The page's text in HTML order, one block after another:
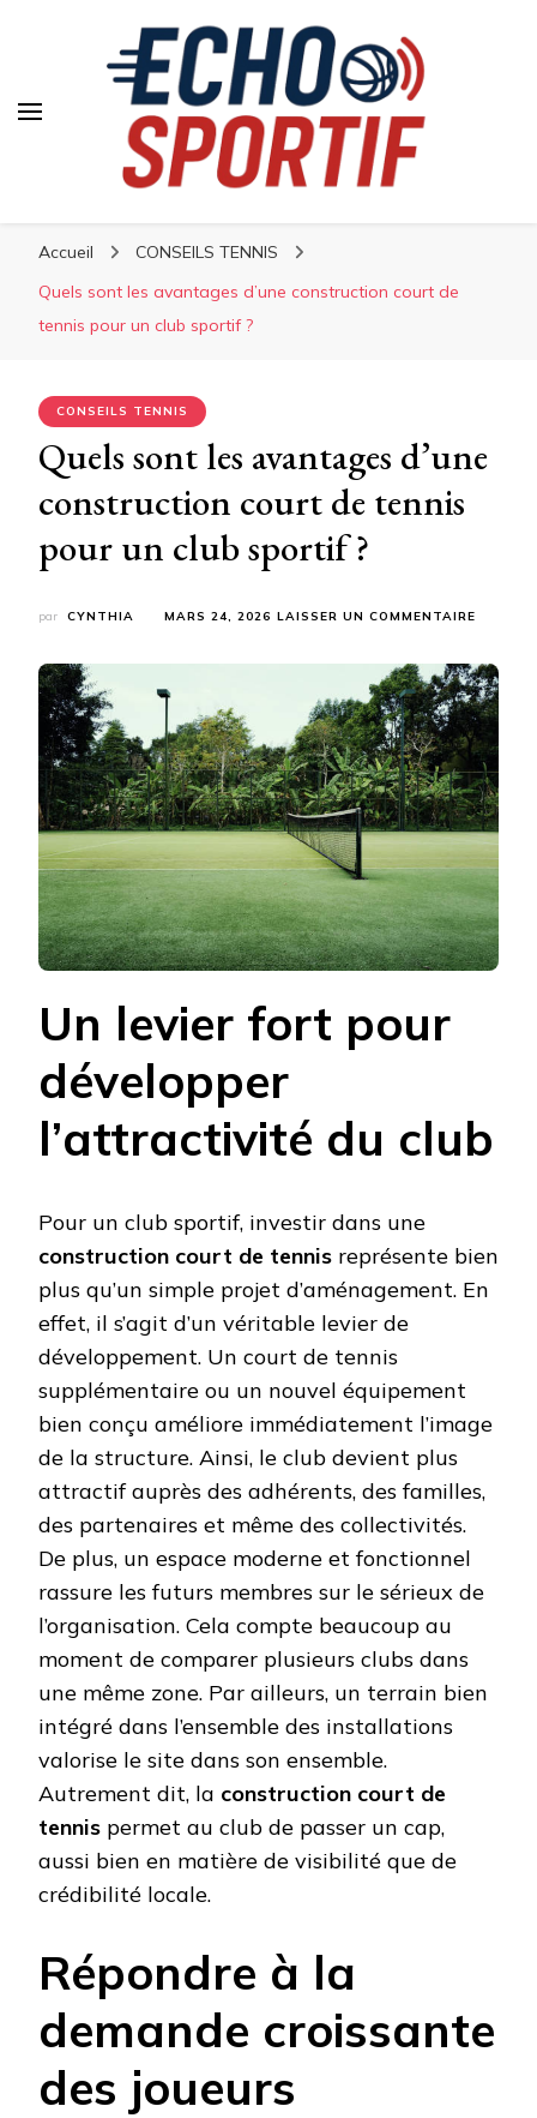
Accueil
CONSEILS TENNIS
Quels sont les avantages d’une construction court de
tennis pour un club sportif ?
CONSEILS TENNIS
Quels sont les avantages d’une
construction court de tennis
pour un club sportif ?
par CYNTHIA MARS 24, 2026 LAISSER UN COMMENTAIRE
LES
D’UNE
COURT
DE
TENNIS
POUR
UN
CLUB
?
Un levier fort pour
développer
l’attractivité du club
Pour un club sportif, investir dans une
construction court de tennis représente bien
plus qu’un simple projet d’aménagement. En
effet, il s’agit d’un véritable levier de
développement. Un court de tennis
supplémentaire ou un nouvel équipement
bien conçu améliore immédiatement l’image
de la structure. Ainsi, le club devient plus
attractif auprès des adhérents, des familles,
des partenaires et même des collectivités.
De plus, un espace moderne et fonctionnel
rassure les futurs membres sur le sérieux de
l’organisation. Cela compte beaucoup au
moment de comparer plusieurs clubs dans
une même zone. Par ailleurs, un terrain bien
intégré dans l’ensemble des installations
valorise le site dans son ensemble.
Autrement dit, la construction court de
tennis permet au club de passer un cap,
aussi bien en matière de visibilité que de
crédibilité locale.
Répondre à la
demande croissante
des joueurs